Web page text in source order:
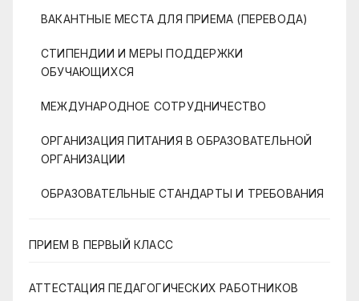
ВАКАНТНЫЕ МЕСТА ДЛЯ ПРИЕМА (ПЕРЕВОДА)
СТИПЕНДИИ И МЕРЫ ПОДДЕРЖКИ
ОБУЧАЮЩИХСЯ
МЕЖДУНАРОДНОЕ СОТРУДНИЧЕСТВО
ОРГАНИЗАЦИЯ ПИТАНИЯ В ОБРАЗОВАТЕЛЬНОЙ
ОРГАНИЗАЦИИ
ОБРАЗОВАТЕЛЬНЫЕ СТАНДАРТЫ И ТРЕБОВАНИЯ
ПРИЕМ В ПЕРВЫЙ КЛАСС
АТТЕСТАЦИЯ ПЕДАГОГИЧЕСКИХ РАБОТНИКОВ